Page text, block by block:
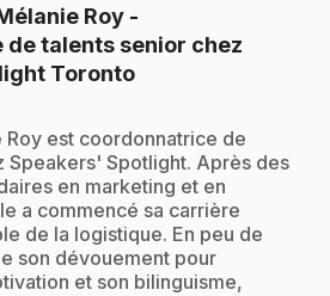
Roy -
talents senior chez
Toronto.
Roy est coordonnatrice de
Speakers' Spotlight. Après des
en marketing et en
a commencé sa carrière
de la logistique. En peu de
son dévouement pour
et son bilinguisme,